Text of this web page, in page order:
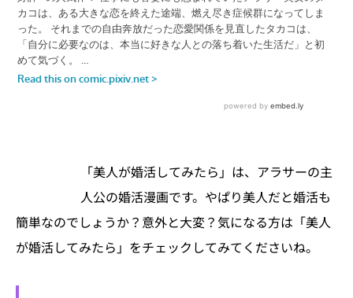
「美人が婚活してみたら」は、アラサーの主
人公の婚活漫画です。やぱり美人だと婚活も
簡単なのでしょうか？意外と大変？気になる方は「美人
が婚活してみたら」をチェックしてみてくださいね。